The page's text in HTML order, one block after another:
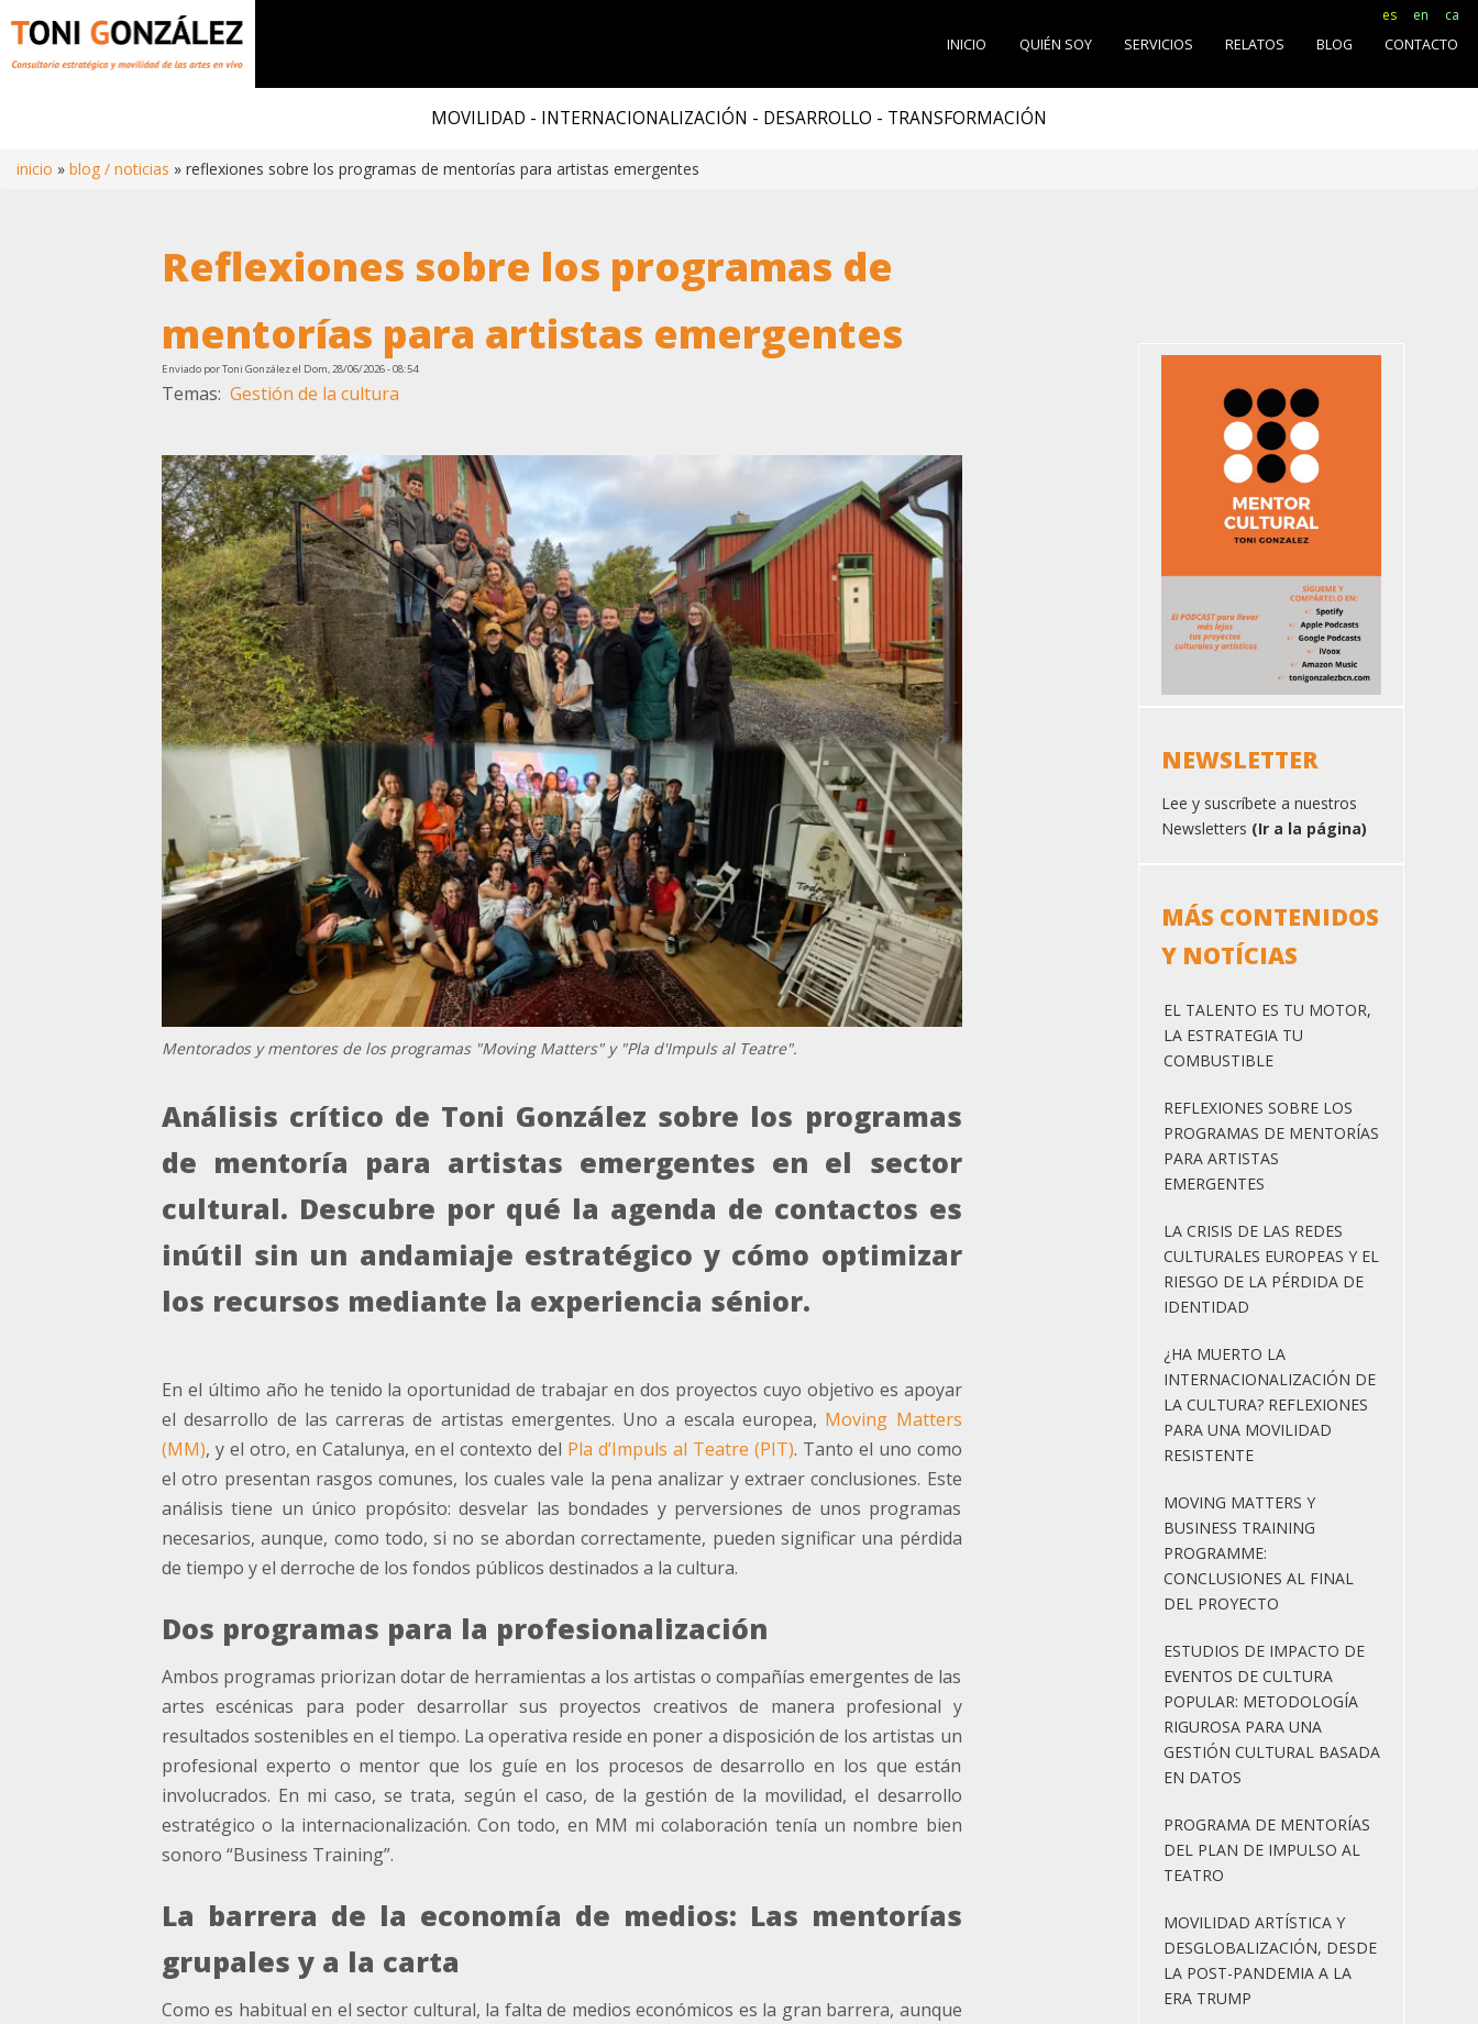
principal
MOVILIDAD - INTERNACIONALIZACIÓN - DESARROLLO - TRANSFORMACIÓN
INICIO QUIÉN SOY SERVICIOS RELATOS BLOG CONTACTO
navegación
inicio blog / noticias reflexiones sobre los programas de mentorías para artistas emergentes
es en ca
Reflexiones sobre los programas de
mentorías para artistas emergentes
Enviado porToni Gonzálezel Dom, 28/06/2026 - 08:54
Temas Gestión de la cultura
Mentorados y mentores de los programas "Moving Matters" y "Pla d'Impuls al Teatre".
Análisis crítico de Toni González sobre los programas
de mentoría para artistas emergentes en el sector
cultural. Descubre por qué la agenda de contactos es
inútil sin un andamiaje estratégico y cómo optimizar
los recursos mediante la experiencia sénior.
En el último año he tenido la oportunidad de trabajar en dos proyectos cuyo objetivo es apoyar
el desarrollo de las carreras de artistas emergentes. Uno a escala europea, Moving Matters
(MM), y el otro, en Catalunya, en el contexto del Pla d’Impuls al Teatre (PIT). Tanto el uno como
el otro presentan rasgos comunes, los cuales vale la pena analizar y extraer conclusiones. Este
análisis tiene un único propósito: desvelar las bondades y perversiones de unos programas
necesarios, aunque, como todo, si no se abordan correctamente, pueden significar una pérdida
de tiempo y el derroche de los fondos públicos destinados a la cultura.
Dos programas para la profesionalización
Ambos programas priorizan dotar de herramientas a los artistas o compañías emergentes de las
artes escénicas para poder desarrollar sus proyectos creativos de manera profesional y
resultados sostenibles en el tiempo. La operativa reside en poner a disposición de los artistas un
profesional experto o mentor que los guíe en los procesos de desarrollo en los que están
involucrados. En mi caso, se trata, según el caso, de la gestión de la movilidad, el desarrollo
estratégico o la internacionalización. Con todo, en MM mi colaboración tenía un nombre bien
sonoro “Business Training”.
La barrera de la economía de medios: Las mentorías
grupales y a la carta
Como es habitual en el sector cultural, la falta de medios económicos es la gran barrera, aunque
NEWSLETTER
Lee y suscríbete a nuestros
Newsletters (Ir a la página)
MÁS CONTENIDOS
Y NOTÍCIAS
EL TALENTO ES TU MOTOR,
LA ESTRATEGIA TU
COMBUSTIBLE
REFLEXIONES SOBRE LOS
PROGRAMAS DE MENTORÍAS
PARA ARTISTAS
EMERGENTES
LA CRISIS DE LAS REDES
CULTURALES EUROPEAS Y EL
RIESGO DE LA PÉRDIDA DE
IDENTIDAD
¿HA MUERTO LA
INTERNACIONALIZACIÓN DE
LA CULTURA? REFLEXIONES
PARA UNA MOVILIDAD
RESISTENTE
MOVING MATTERS Y
BUSINESS TRAINING
PROGRAMME:
CONCLUSIONES AL FINAL
DEL PROYECTO
ESTUDIOS DE IMPACTO DE
EVENTOS DE CULTURA
POPULAR: METODOLOGÍA
RIGUROSA PARA UNA
GESTIÓN CULTURAL BASADA
EN DATOS
PROGRAMA DE MENTORÍAS
DEL PLAN DE IMPULSO AL
TEATRO
MOVILIDAD ARTÍSTICA Y
DESGLOBALIZACIÓN, DESDE
LA POST-PANDEMIA A LA
ERA TRUMP